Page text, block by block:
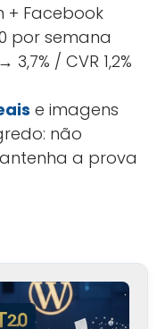
+ Facebook
por semana
/ CVR 1,2%
e imagens
não
a prova